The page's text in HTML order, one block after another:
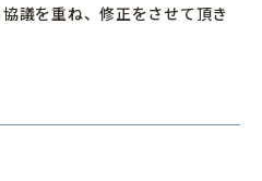
rights reserved
議を重ね、修正をさせて頂き